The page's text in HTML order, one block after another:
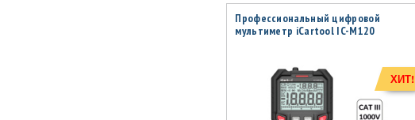
Профессиональный цифровой
мультиметр iCartool IC-M120
ХИТ!